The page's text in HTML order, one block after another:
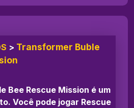
> Transformer Buble
Bee Rescue Mission é um
Você pode jogar Rescue